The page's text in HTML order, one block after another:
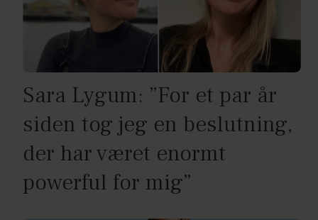
Sara Lygum: ”For et par år
siden tog jeg en beslutning,
der har været enormt
powerful for mig”